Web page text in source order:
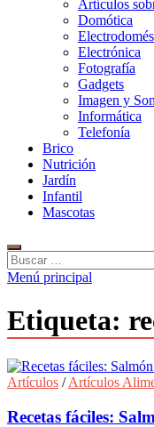
Artículos
Domótica
Electrónica
Fotografía
Gadgets
Imagen y
Informática
Telefonía
Brico
Nutrición
Jardín
Infantil
Mascotas
Buscar:
Menú principal
Etiqueta:
Artículos /Artículos
Recetas fáciles: